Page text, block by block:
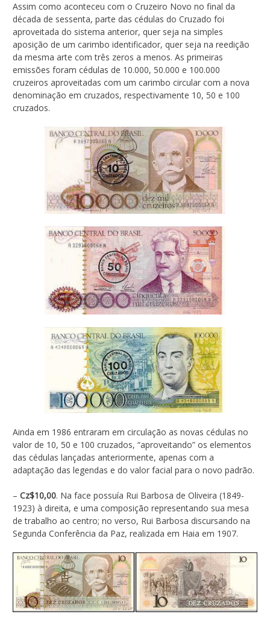
Assim como aconteceu com o Cruzeiro Novo no final da
década de sessenta, parte das cédulas do Cruzado foi
aproveitada do sistema anterior, quer seja na simples
aposição de um carimbo identificador, quer seja na reedição
da mesma arte com três zeros a menos. As primeiras
emissões foram cédulas de 10.000, 50.000 e 100.000
cruzeiros aproveitadas com um carimbo circular com a nova
denominação em cruzados, respectivamente 10, 50 e 100
cruzados.
Ainda em 1986 entraram em circulação as novas cédulas no
valor de 10, 50 e 100 cruzados, “aproveitando” os elementos
das cédulas lançadas anteriormente, apenas com a
adaptação das legendas e do valor facial para o novo padrão.
– Cz$10,00. Na face possuía Rui Barbosa de Oliveira (1849-
1923) à direita, e uma composição representando sua mesa
de trabalho ao centro; no verso, Rui Barbosa discursando na
Segunda Conferência da Paz, realizada em Haia em 1907.